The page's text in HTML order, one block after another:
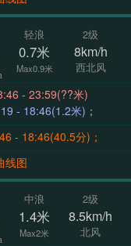
轻浪
0.7米
Max0.9米
2级
8km/h
西北风
18:46 - 23:59(??米)
16:19 - 18:46(1.2米)；
- 18:46(40.5分)；
线图
中浪
1.4米
Max2米
2级
8.5km/h
北风